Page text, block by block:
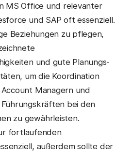
MS Office und relevanter
und SAP oft essenziell.
Beziehungen zu pflegen,
und gute Planungs-
um die Koordination
Managern und
bei den
zu gewährleisten.
fortlaufenden
außerdem sollte der